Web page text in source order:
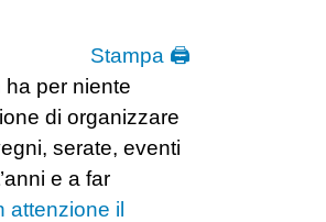
Stampa 🖨
ha per niente
di organizzare
serate, eventi
e a far
attenzione il